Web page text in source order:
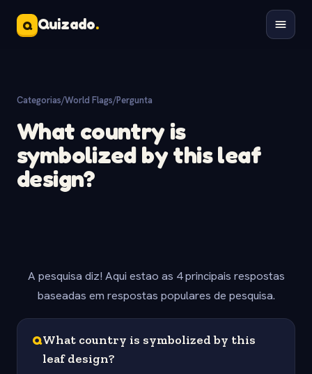
Q Quizado.
Categorias/World Flags/Pergunta
What country is
symbolized by this leaf
design?
A pesquisa diz! Aqui estao as 4 principais respostas
baseadas em respostas populares de pesquisa.
QWhat country is symbolized by this
leaf design?